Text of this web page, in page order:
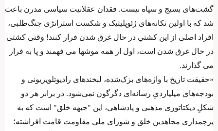
گشت‌های بسیج و سپاه نیست. فقدان عقلانیت سیاسی مدرن باعث
شد که با اولین تکانه‌های ژئوپلیتیک و شکست استراتژی جنگ‌طلبی،
افراد اصلی از این کشتیِ در حال غرق شدن فرار کنند! وقتی کشتی
در حال غرق شدن است، اول از همه موشها می فهمند و پا به فرار
می گذارند.
«حقیقت تاریخ با واژه‌های بزک‌شده، لبخندهای رادیوتلویزیونی و
بودجه‌های میلیاردیِ رسانه‌ای دگرگون نمی‌شود. در برابر هر دو
شکلِ دیکتاتوری مذهبی و پادشاهی، این "جبهه خلق" است که به
پرچمداری مجاهدین خلق و شورای ملی مقاومت قامت افراشته؛